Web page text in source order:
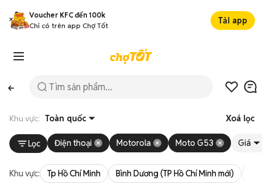
Voucher KFC đến 100k
Chỉ có trên app Chợ Tốt
Tải app
Khu vực: Toàn quốc Xoá lọc
Lọc Điện thoại Motorola Moto G53 Giá
Khu vực: Tp Hồ Chí Minh Bình Dương (TP Hồ Chí Minh mới)